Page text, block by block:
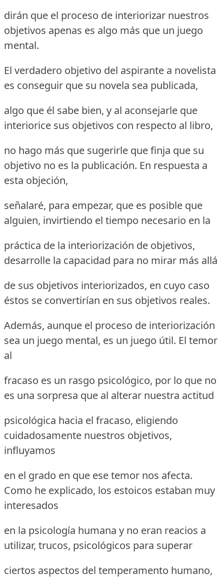
dirán que el proceso de interiorizar nuestros
objetivos apenas es algo más que un juego
mental.
El verdadero objetivo del aspirante a novelista
es conseguir que su novela sea publicada,
algo que él sabe bien, y al aconsejarle que
interiorice sus objetivos con respecto al libro,
no hago más que sugerirle que finja que su
objetivo no es la publicación. En respuesta a
esta objeción,
señalaré, para empezar, que es posible que
alguien, invirtiendo el tiempo necesario en la
práctica de la interiorización de objetivos,
desarrolle la capacidad para no mirar más allá
de sus objetivos interiorizados, en cuyo caso
éstos se convertirían en sus objetivos reales.
Además, aunque el proceso de interiorización
sea un juego mental, es un juego útil. El temor
al
fracaso es un rasgo psicológico, por lo que no
es una sorpresa que al alterar nuestra actitud
psicológica hacia el fracaso, eligiendo
cuidadosamente nuestros objetivos,
influyamos
en el grado en que ese temor nos afecta.
Como he explicado, los estoicos estaban muy
interesados
en la psicología humana y no eran reacios a
utilizar, trucos, psicológicos para superar
ciertos aspectos del temperamento humano,